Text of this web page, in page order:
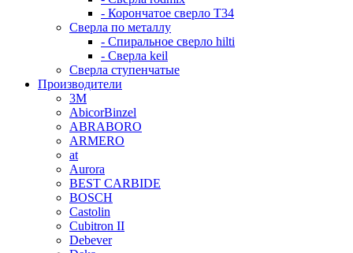
- Корончатое сверло T34
Сверла по металлу
- Спиральное сверло hilti
- Сверла keil
Сверла ступенчатые
Производители
3M
AbicorBinzel
ABRABORO
ARMERO
at
Aurora
BEST CARBIDE
BOSCH
Castolin
Cubitron II
Debever